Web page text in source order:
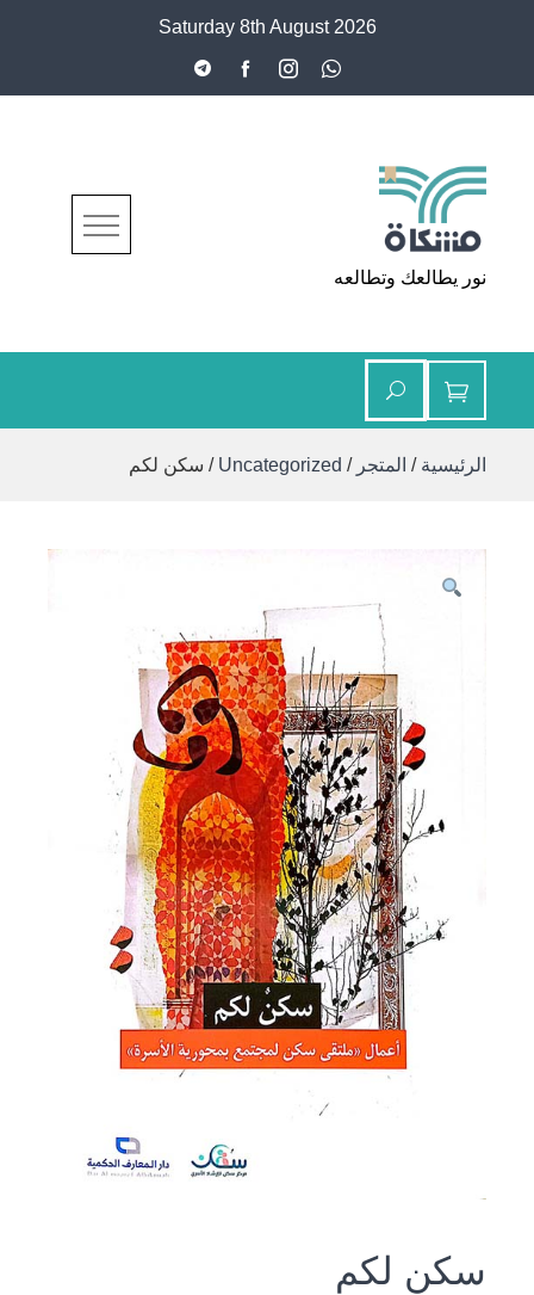
Saturday 8th August 2026
مشكاة
نور يطالعك وتطالعه
الرئيسية / المتجر /
Uncategorized / سكن لكم
سكن لكم